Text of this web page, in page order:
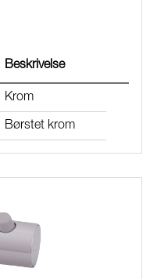
Beskrivelse
Krom
Børstet krom